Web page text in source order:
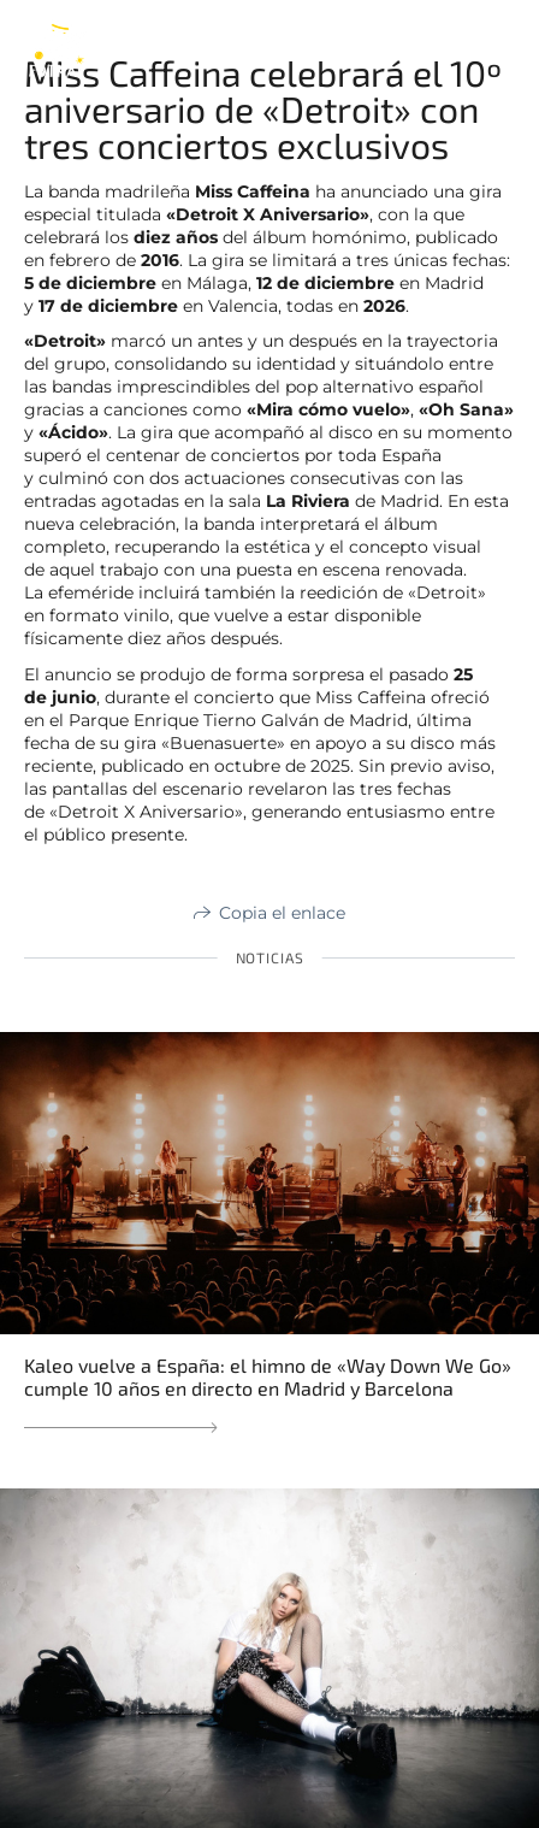
Miss Caffeina celebrará el 10º
aniversario de «Detroit» con
tres conciertos exclusivos
La banda madrileña Miss Caffeina ha anunciado una gira
especial titulada «Detroit X Aniversario», con la que
celebrará los diez años del álbum homónimo, publicado
en febrero de 2016. La gira se limitará a tres únicas fechas:
5 de diciembre en Málaga, 12 de diciembre en Madrid
y 17 de diciembre en Valencia, todas en 2026.
«Detroit» marcó un antes y un después en la trayectoria
del grupo, consolidando su identidad y situándolo entre
las bandas imprescindibles del pop alternativo español
gracias a canciones como «Mira cómo vuelo», «Oh Sana»
y «Ácido». La gira que acompañó al disco en su momento
superó el centenar de conciertos por toda España
y culminó con dos actuaciones consecutivas con las
entradas agotadas en la sala La Riviera de Madrid. En esta
nueva celebración, la banda interpretará el álbum
completo, recuperando la estética y el concepto visual
de aquel trabajo con una puesta en escena renovada.
La efeméride incluirá también la reedición de «Detroit»
en formato vinilo, que vuelve a estar disponible
físicamente diez años después.
El anuncio se produjo de forma sorpresa el pasado 25
de junio, durante el concierto que Miss Caffeina ofreció
en el Parque Enrique Tierno Galván de Madrid, última
fecha de su gira «Buenasuerte» en apoyo a su disco más
reciente, publicado en octubre de 2025. Sin previo aviso,
las pantallas del escenario revelaron las tres fechas
de «Detroit X Aniversario», generando entusiasmo entre
el público presente.
Copia el enlace
NOTICIAS
Kaleo vuelve a España: el himno de «Way Down We Go»
cumple 10 años en directo en Madrid y Barcelona